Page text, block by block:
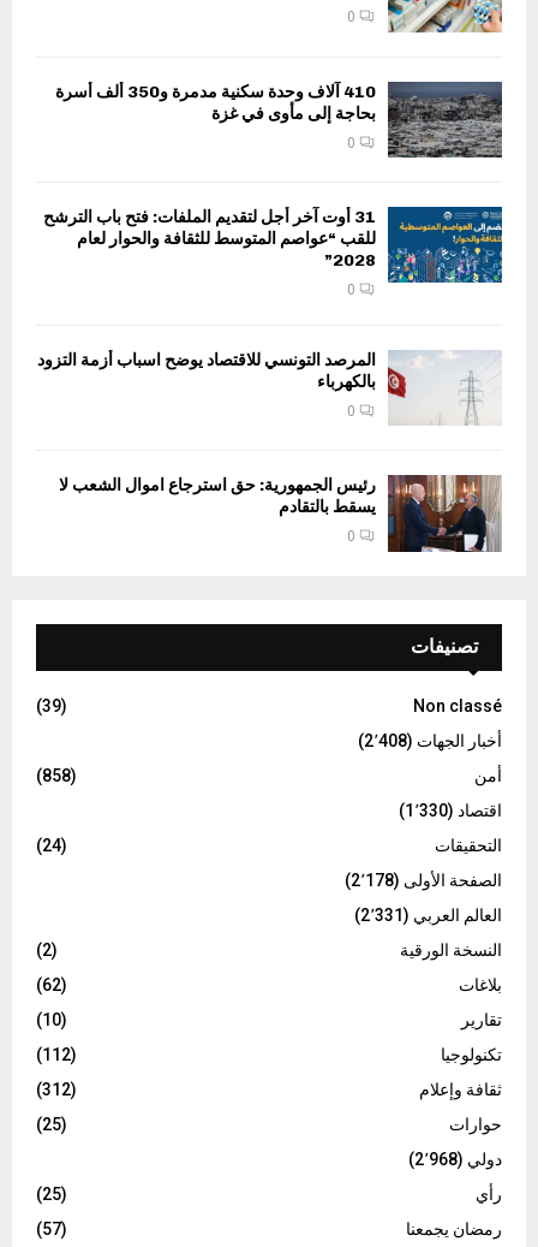
0
410 آلاف وحدة سكنية مدمرة و350 ألف أسرة
بحاجة إلى مأوى في غزة
0
31 أوت آخر أجل لتقديم الملفات: فتح باب الترشح
للقب “عواصم المتوسط للثقافة والحوار لعام
2028”
0
المرصد التونسي للاقتصاد يوضح اسباب أزمة التزود
بالكهرباء
0
رئيس الجمهورية: حق استرجاع اموال الشعب لا
يسقط بالتقادم
0
تصنيفات
Non classé
(39)
أخبار الجهات (2٬408)
أمن
(858)
اقتصاد (1٬330)
التحقيقات
(24)
الصفحة الأولى (2٬178)
العالم العربي (2٬331)
النسخة الورقية
(2)
بلاغات
(62)
تقارير
(10)
تكنولوجيا
(112)
ثقافة وإعلام
(312)
حوارات
(25)
دولي (2٬968)
رأي
(25)
رمضان يجمعنا
(57)